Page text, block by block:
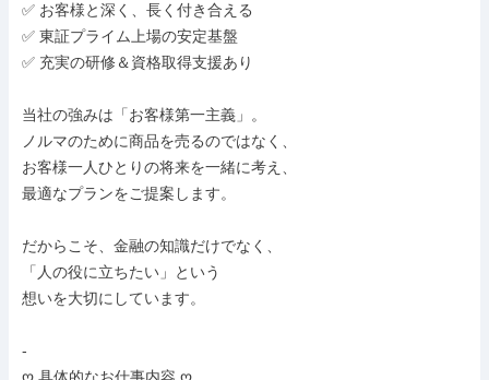
✅ お客様と深く、長く付き合える
✅ 東証プライム上場の安定基盤
✅ 充実の研修＆資格取得支援あり
当社の強みは「お客様第一主義」。
ノルマのために商品を売るのではなく、
お客様一人ひとりの将来を一緒に考え、
最適なプランをご提案します。
だからこそ、金融の知識だけでなく、
「人の役に立ちたい」という
想いを大切にしています。
-